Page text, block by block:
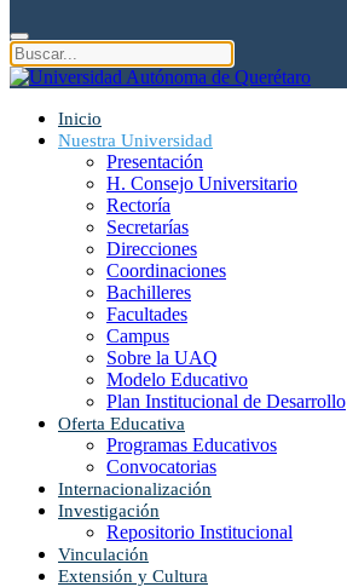
Inicio
Nuestra Universidad
Presentación
H. Consejo Universitario
Rectoría
Secretarías
Direcciones
Coordinaciones
Bachilleres
Facultades
Campus
Sobre la UAQ
Modelo Educativo
Plan Institucional de Desarrollo
Oferta Educativa
Programas Educativos
Convocatorias
Internacionalización
Investigación
Repositorio Institucional
Vinculación
Extensión y Cultura